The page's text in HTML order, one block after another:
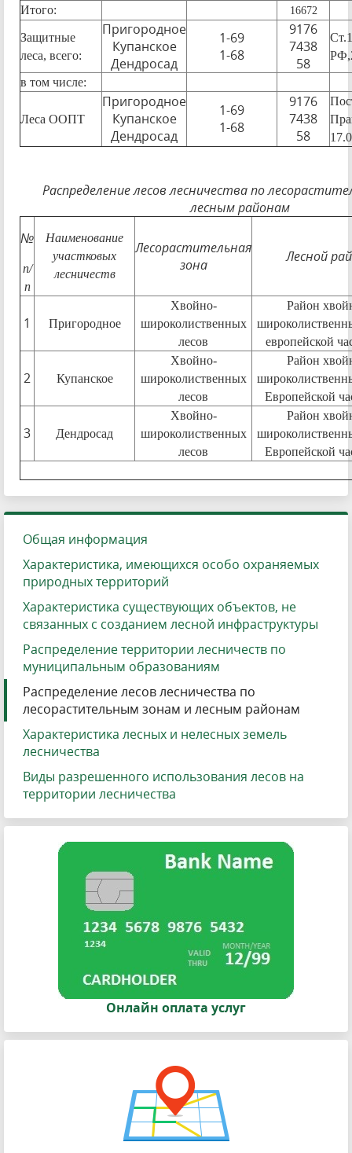
Итого: 16672
Защитные
леса, всего:
Пригородное
Купанское
Дендросад
1-69
1-68
9176
7438
58
в том числе:
Леса ООПТ
Пригородное
Купанское
Дендросад
1-69
1-68
9176
7438
58
Распределение лесов лесничества по
лесным районам
№
п/
п
Наименование
участковых
лесничеств
Лесорастительная
зона
Лесной
1 Пригородное
Хвойно-
широколиственных
лесов
Район
европейской
2 Купанское
Хвойно-
широколиственных
лесов
Район
Европейской
3 Дендросад
Хвойно-
широколиственных
лесов
Район
Европейской
Общая информация
Характеристика, имеющихся особо охраняемых
природных территорий
Характеристика существующих объектов, не
связанных с созданием лесной инфраструктуры
Распределение территории лесничеств по
муниципальным образованиям
Распределение лесов лесничества по
лесорастительным зонам и лесным районам
Характеристика лесных и нелесных земель
лесничества
Виды разрешенного использования лесов на
территории лесничества
Онлайн оплата услуг